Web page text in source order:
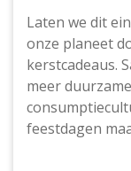
Laten we dit
onze planeet
kerstcadeaus.
meer
feestdagen